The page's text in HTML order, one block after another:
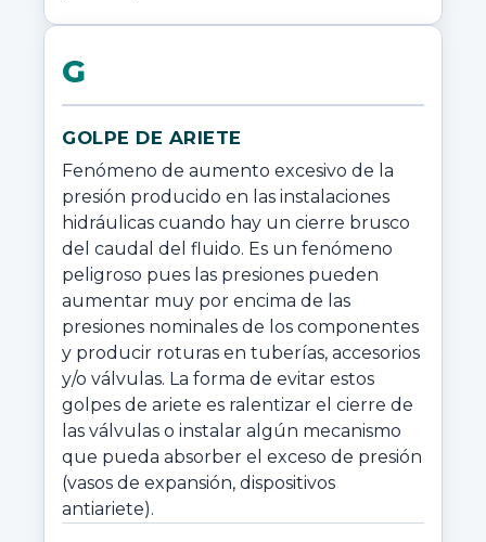
G
GOLPE DE ARIETE
Fenómeno de aumento excesivo de la
presión producido en las instalaciones
hidráulicas cuando hay un cierre brusco
del caudal del fluido. Es un fenómeno
peligroso pues las presiones pueden
aumentar muy por encima de las
presiones nominales de los componentes
y producir roturas en tuberías, accesorios
y/o válvulas. La forma de evitar estos
golpes de ariete es ralentizar el cierre de
las válvulas o instalar algún mecanismo
que pueda absorber el exceso de presión
(vasos de expansión, dispositivos
antiariete).